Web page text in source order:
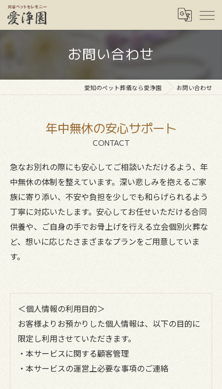
お問い合わせ
愛知のペット葬儀なら愛浄園 お問い合わせ
年中無休の安心サポート
CONTACT
急なお別れの際にも安心してご相談いただけるよう、年
中無休の体制を整えています。深い悲しみを抱えるご家
族に寄り添い、不安や負担を少しでも和らげられるよう
丁寧に対応いたします。安心してお任せいただける合同
供養や、ご自身の手でお骨上げを行える立会個別火葬な
ど、想いに応じたさまざまなプランをご用意していま
す。
＜個人情報の利用目的＞
お客様よりお預かりした個人情報は、以下の目的に
限定し利用させていただきます。
・本サービスに関する顧客管理
・本サービスの運営上必要な事項のご連絡